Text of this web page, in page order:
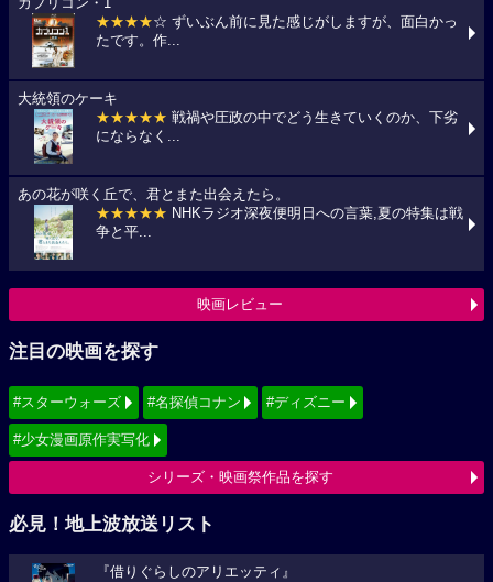
カプリコン・1
★★★★☆ ずいぶん前に見た感じがしますが、面白かっ
たです。作...
大統領のケーキ
★★★★★ 戦禍や圧政の中でどう生きていくのか、下劣
にならなく...
あの花が咲く丘で、君とまた出会えたら。
★★★★★ NHKラジオ深夜便明日への言葉,夏の特集は戦
争と平...
映画レビュー
注目の映画を探す
#スターウォーズ #名探偵コナン #ディズニー
#少女漫画原作実写化
シリーズ・映画祭作品を探す
必見！地上波放送リスト
『借りぐらしのアリエッティ』